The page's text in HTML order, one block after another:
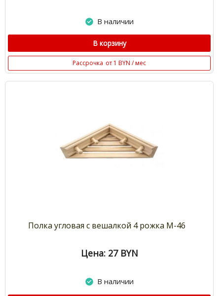
В наличии
В корзину
Рассрочка от 1 BYN / мес
Полка угловая с вешалкой 4 рожка М-46
Цена: 27 BYN
В наличии